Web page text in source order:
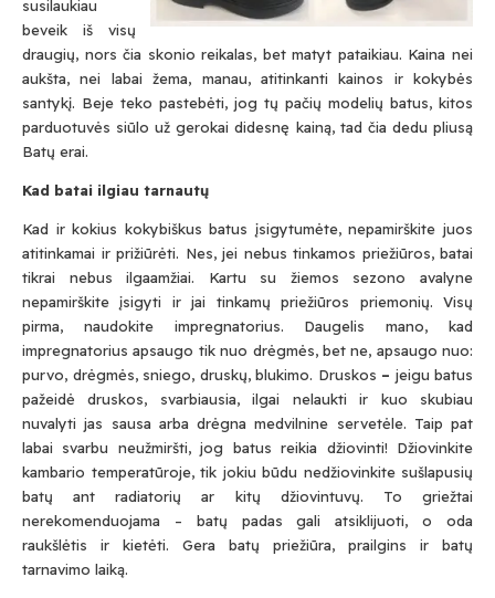
susilaukiau
beveik iš visų
draugių, nors čia skonio reikalas, bet matyt pataikiau. Kaina nei
aukšta, nei labai žema, manau, atitinkanti kainos ir kokybės
santykį. Beje teko pastebėti, jog tų pačių modelių batus, kitos
parduotuvės siūlo už gerokai didesnę kainą, tad čia dedu pliusą
Batų erai.
Kad batai ilgiau tarnautų
Kad ir kokius kokybiškus batus įsigytumėte, nepamirškite juos
atitinkamai ir prižiūrėti. Nes, jei nebus tinkamos priežiūros, batai
tikrai nebus ilgaamžiai. Kartu su žiemos sezono avalyne
nepamirškite įsigyti ir jai tinkamų priežiūros priemonių. Visų
pirma, naudokite impregnatorius. Daugelis mano, kad
impregnatorius apsaugo tik nuo drėgmės, bet ne, apsaugo nuo:
purvo, drėgmės, sniego, druskų, blukimo. Druskos – jeigu batus
pažeidė druskos, svarbiausia, ilgai nelaukti ir kuo skubiau
nuvalyti jas sausa arba drėgna medvilnine servetėle. Taip pat
labai svarbu neužmiršti, jog batus reikia džiovinti! Džiovinkite
kambario temperatūroje, tik jokiu būdu nedžiovinkite sušlapusių
batų ant radiatorių ar kitų džiovintuvų. To griežtai
nerekomenduojama – batų padas gali atsiklijuoti, o oda
raukšlėtis ir kietėti. Gera batų priežiūra, prailgins ir batų
tarnavimo laiką.
Submit
Prenumeruodami Jūs sutinkate su mūsų
privatumoir slapukų politika